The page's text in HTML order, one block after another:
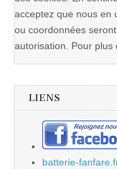
acceptez que nous en
ou coordonnées
autorisation. Pour plus
LIENS
batterie-